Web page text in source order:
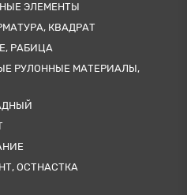
ЭЛЕМЕНТЫ
КВАДРАТ
РАБИЦА
РУЛОННЫЕ МАТЕРИАЛЫ,
ОСТНАСТКА